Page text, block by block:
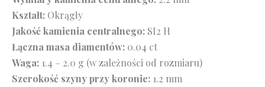
Kształt: Okrągły
Jakość kamienia centralnego: SI2 H
Łączna masa diamentów: 0.04 ct
Waga: 1.4 – 2.0 g (w zależności od rozmiaru)
Szerokość szyny przy koronie: 1.2 mm